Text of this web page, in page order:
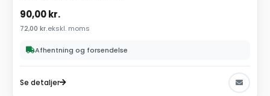
90,00kr.
72,00 kr.ekskl. moms
Afhentning og forsendelse
Se detaljer